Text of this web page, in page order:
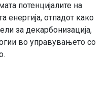
потенцијалите на
енергија, отпадот како
за декарбонизација,
во управувањето со